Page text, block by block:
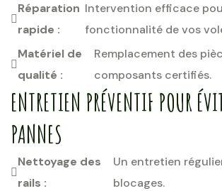
Réparation
rapide :
Intervention efficace
fonctionnalité de vos
Matériel de
qualité :
Remplacement des
composants certifiés.
ENTRETIEN PRÉVENTIF POUR
PANNES
Nettoyage des
rails :
Un entretien
blocages.